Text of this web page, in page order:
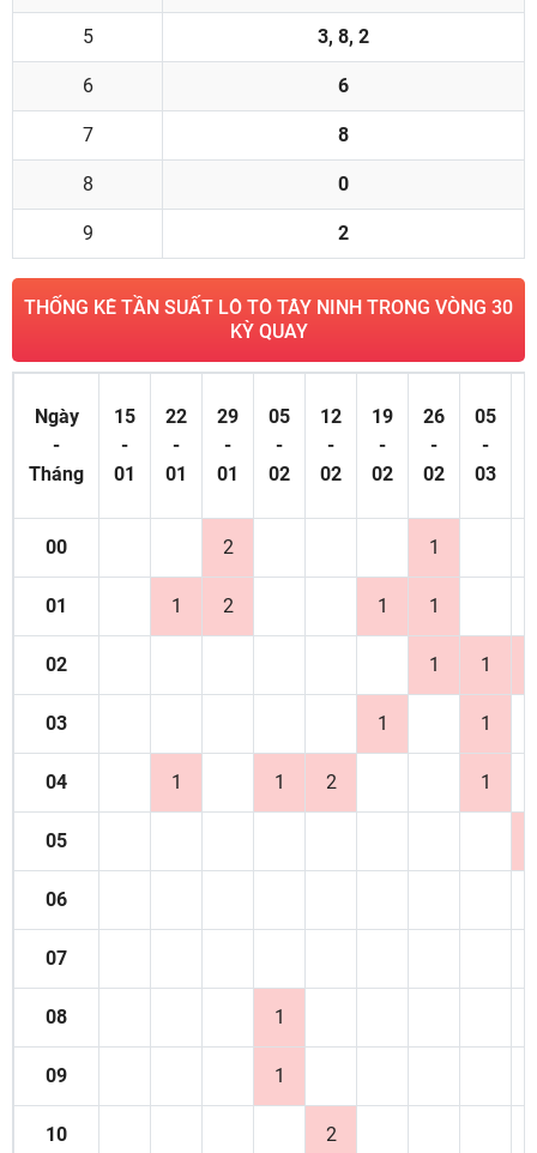
5 3, 8, 2
6 6
7 8
8 0
9 2
THỐNG KÊ TẦN SUẤT LÔ TÔ TÂY NINH TRONG VÒNG 30
KỲ QUAY
Ngày
-
Tháng
15
-
01
22
-
01
29
-
01
05
-
02
12
-
02
19
-
02
26
-
02
05
-
03
00 2 1
01 1 2 1 1
02 1 1
03 1 1
04 1 1 2 1
05
06
07
08 1
09 1
10 2